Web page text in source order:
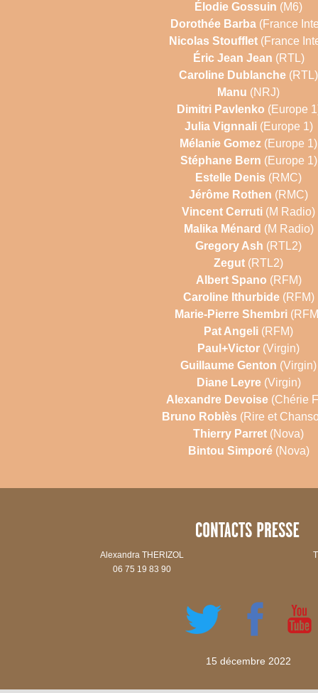
Élodie Gossuin (M6)
Dorothée Barba (France
Nicolas Stoufflet (France
Éric Jean Jean (RTL)
Caroline Dublanche (RTL)
Manu (NRJ)
Dimitri Pavlenko (Europe
Julia Vignnali(Europe 1)
Mélanie Gomez (Europe 1)
Stéphane Bern (Europe 1)
Estelle Denis (RMC)
Jérôme Rothen (RMC)
Vincent Cerruti (M Radio)
Malika Ménard (M Radio)
Gregory Ash (RTL2)
Zegut (RTL2)
Albert Spano (RFM)
Caroline Ithurbide(RFM)
Marie-Pierre Shembri
Pat Angeli (RFM)
Paul+Victor (Virgin)
Guillaume Genton (Virgin)
Diane Leyre(Virgin)
Alexandre Devoise(Chérie
Bruno Roblès (Rire et
Thierry Parret (Nova)
Bintou Simporé(Nova)
Alexandra THERIZOL
06 75 19 83 90
15 décembre 2022